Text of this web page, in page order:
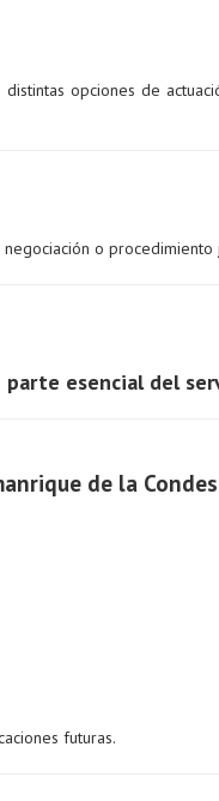
distintas opciones de
o procedimiento
esencial del
de la
futuras.